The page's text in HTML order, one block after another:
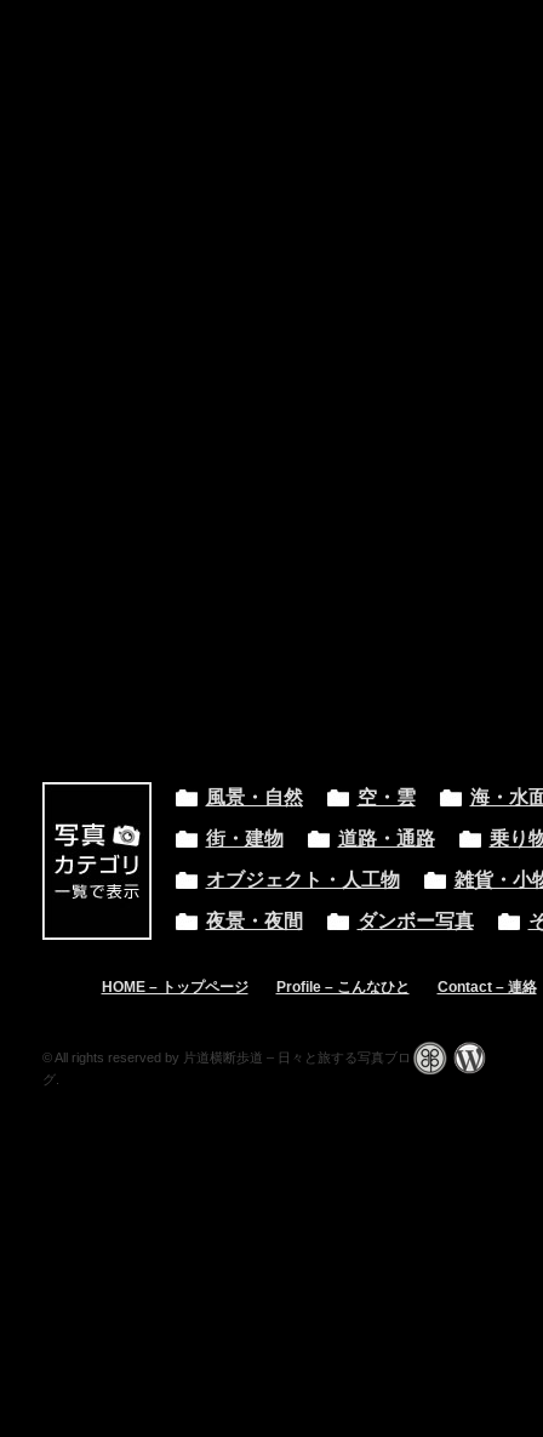
風景・自然 空・雲
海・水
街・建物
道路・通路
乗り
オブジェクト・人工物
雑貨・小
夜景・夜間
ダンボー写真
HOME – トップページ Profile – こんなひと Contact – 連絡
© All rights reserved by 片道横断歩道 – 日々と旅する写真ブロ
グ.